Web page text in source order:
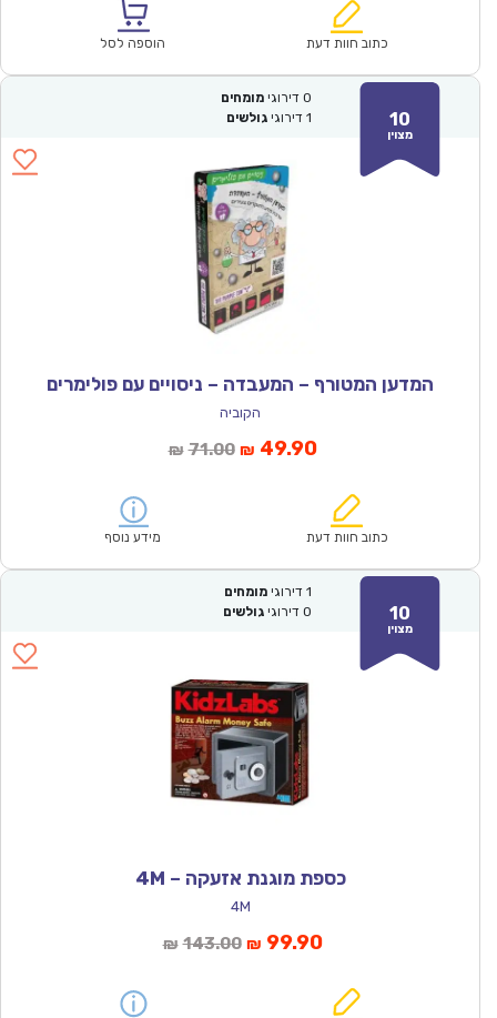
₪36.00.
הוא:
כתוב חוות דעת הוספה לסל
10
מצוין
0 דירוגי מומחים
1 דירוגי גולשים
המדען המטורף – המעבדה – ניסויים עם פולימרים
הקוביה
₪ 71.00המחיר
₪71.00.
₪ 49.90המחיר
הוא:
כתוב חוות דעת מידע נוסף
10
מצוין
1 דירוגי מומחים
0 דירוגי גולשים
כספת מוגנת אזעקה – 4M
4M
₪ 143.00המחיר
₪ 99.90המחיר
הוא: